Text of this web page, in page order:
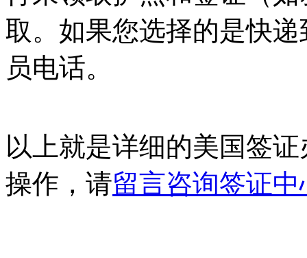
取。如果您选择的是快
员电话。
以上就是详细的美国签
操作，请留言咨询签证